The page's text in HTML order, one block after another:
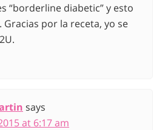
“borderline diabetic” y esto
por la receta, yo se
says
at 6:17 am